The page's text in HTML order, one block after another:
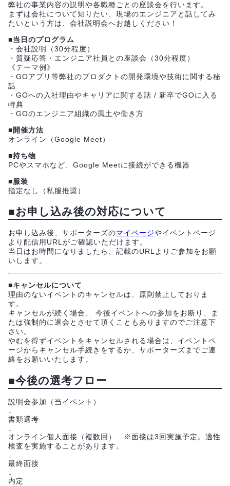
弊社の事業内容の説明や各職種ごとの座談会を行います。
まずは会社について知りたい、現場のエンジニアと話してみ
たいという方は、会社説明会へお越しください！
■当日のプログラム
・会社説明（30分程度）
・質疑応答・エンジニア社員との座談会（30分程度）
《テーマ例》
・GOアプリ等弊社のプロダクトの開発環境や技術に関する秘
話
・GOへの入社理由やキャリアに関する話 / 新卒でGOに入る
特典
・GOのエンジニア組織の風土や働き方
■開催方法
オンライン（Google Meet）
■持ち物
PCやスマホなど、Google Meetに接続ができる機器
■服装
指定なし（私服推奨）
■お申し込み後の対応について
お申し込み後、サポーターズのマイページやイベントページ
より配信用URLがご確認いただけます。
当日はお時間になりましたら、記載のURLよりご参加をお願
いします。
■キャンセルについて
理由のないイベントのキャンセルは、原則禁止しておりま
す。
キャンセルが続く場合、 今後イベントへの参加をお断り、ま
たは強制的に退会とさせて頂くこともありますのでご注意下
さい。
やむを得ずイベントをキャンセルされる場合は、イベントペ
ージからキャンセル手続きをするか、サポーターズまでご連
絡をお願いいたします。
■今後の選考フロー
説明会参加（当イベント）
↓
書類選考
↓
オンライン個人面接（複数回） ※面接は3回実施予定。適性
検査を実施することがあります。
↓
最終面接
↓
内定